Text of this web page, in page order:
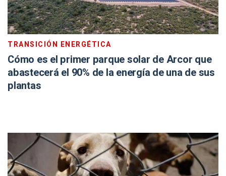
TRANSICIÓN ENERGÉTICA
Cómo es el primer parque solar de Arcor que
abastecerá el 90% de la energía de una de sus
plantas